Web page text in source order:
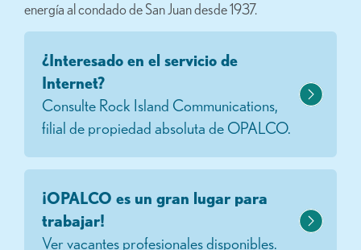
energía al condado de San Juan desde 1937.
¿Interesado en el servicio de
Internet?
Consulte Rock Island Communications,
filial de propiedad absoluta de OPALCO.
¡OPALCO es un gran lugar para
trabajar!
Ver vacantes profesionales disponibles.